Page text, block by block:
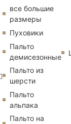
все большие
размеры
Пуховики
Пальто
демисезонные
Пальто из
шерсти
Пальто
альпака
Пальто на